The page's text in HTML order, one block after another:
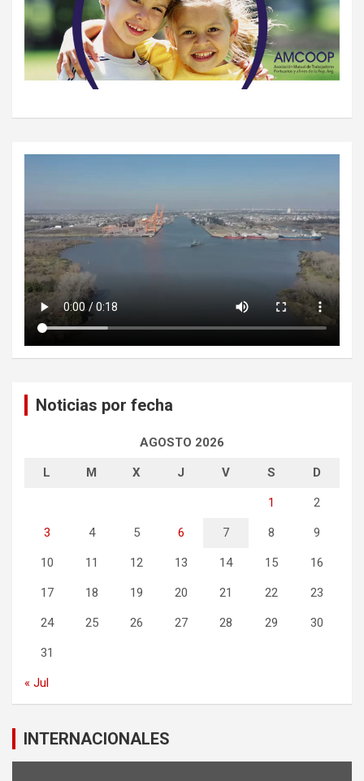
Noticias por fecha
AGOSTO 2026
L M X J V S D
1 2
3 4 5 6 7 8 9
10 11 12 13 14 15 16
17 18 19 20 21 22 23
24 25 26 27 28 29 30
31
« Jul
INTERNACIONALES